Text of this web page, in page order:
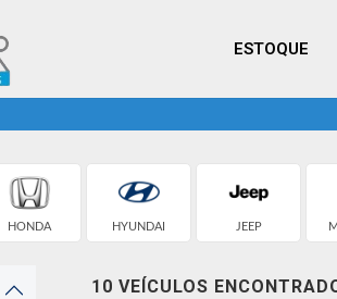
ESTOQUE
HONDA HYUNDAI JEEP
10 VEÍCULOS